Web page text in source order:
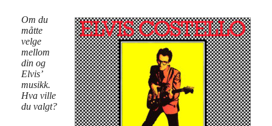
Om du
måtte
velge
mellom
din og
Elvis’
musikk.
Hva ville
du valgt?